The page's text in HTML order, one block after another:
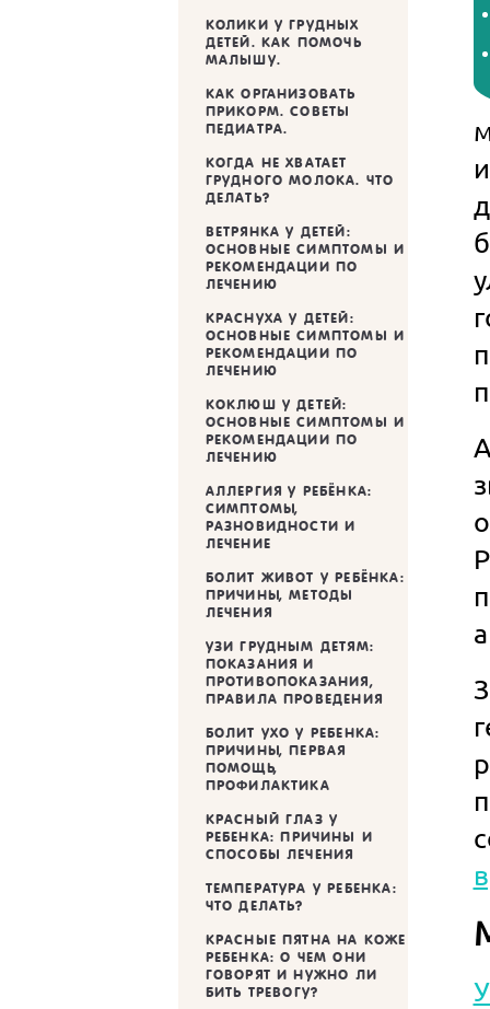
КОЛИКИ У ГРУДНЫХ
ДЕТЕЙ. КАК ПОМОЧЬ
МАЛЫШУ.
КАК ОРГАНИЗОВАТЬ
ПРИКОРМ. СОВЕТЫ
ПЕДИАТРА.
КОГДА НЕ ХВАТАЕТ
ГРУДНОГО МОЛОКА. ЧТО
ДЕЛАТЬ?
ВЕТРЯНКА У ДЕТЕЙ:
ОСНОВНЫЕ СИМПТОМЫ И
РЕКОМЕНДАЦИИ ПО
ЛЕЧЕНИЮ
КРАСНУХА У ДЕТЕЙ:
ОСНОВНЫЕ СИМПТОМЫ И
РЕКОМЕНДАЦИИ ПО
ЛЕЧЕНИЮ
КОКЛЮШ У ДЕТЕЙ:
ОСНОВНЫЕ СИМПТОМЫ И
РЕКОМЕНДАЦИИ ПО
ЛЕЧЕНИЮ
АЛЛЕРГИЯ У РЕБЁНКА:
СИМПТОМЫ,
РАЗНОВИДНОСТИ И
ЛЕЧЕНИЕ
БОЛИТ ЖИВОТ У РЕБЁНКА:
ПРИЧИНЫ, МЕТОДЫ
ЛЕЧЕНИЯ
УЗИ ГРУДНЫМ ДЕТЯМ:
ПОКАЗАНИЯ И
ПРОТИВОПОКАЗАНИЯ,
ПРАВИЛА ПРОВЕДЕНИЯ
БОЛИТ УХО У РЕБЕНКА:
ПРИЧИНЫ, ПЕРВАЯ
ПОМОЩЬ,
ПРОФИЛАКТИКА
КРАСНЫЙ ГЛАЗ У
РЕБЕНКА: ПРИЧИНЫ И
СПОСОБЫ ЛЕЧЕНИЯ
ТЕМПЕРАТУРА У РЕБЕНКА:
ЧТО ДЕЛАТЬ?
КРАСНЫЕ ПЯТНА НА КОЖЕ
РЕБЕНКА: О ЧЕМ ОНИ
ГОВОРЯТ И НУЖНО ЛИ
БИТЬ ТРЕВОГУ?